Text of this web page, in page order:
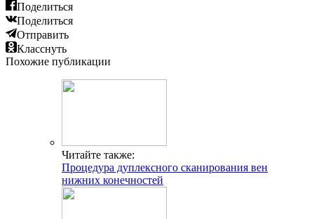
Поделиться
Поделиться
Отправить
Класснуть
Похожие публикации
Читайте также:
Процедура дуплексного сканирования вен
нижних конечностей